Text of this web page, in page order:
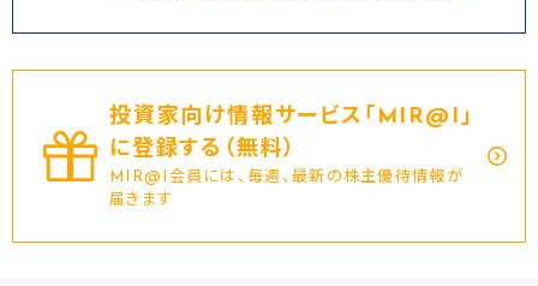
投資家向け情報サービス｢MIR@I｣
に登録する（無料）
MIR@I会員には、毎週、最新の株主優待情報が
届きます